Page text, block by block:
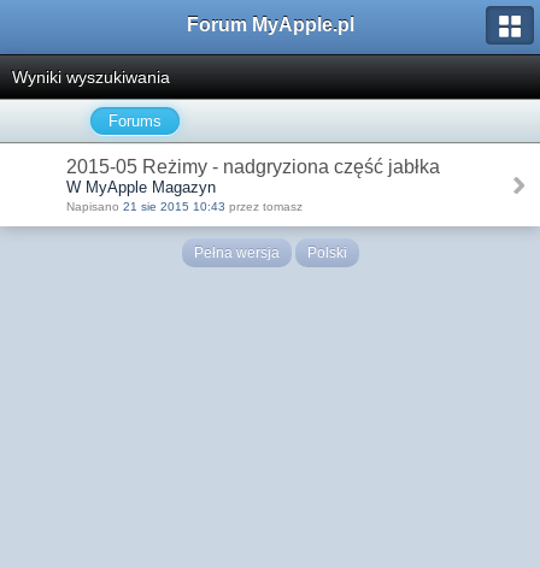
Forum MyApple.pl
Wyniki wyszukiwania
Forums
2015-05 Reżimy - nadgryziona część jabłka
W MyApple Magazyn
Napisano 21 sie 2015 10:43 przez tomasz
Pełna wersja Polski